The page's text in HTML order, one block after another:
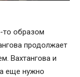
то образом
продолжает
Вахтангова и
еще нужно